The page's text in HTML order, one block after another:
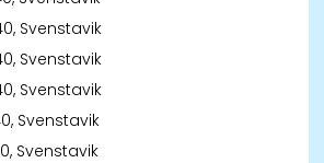
Svenstavik
Svenstavik
Svenstavik
Svenstavik
Svenstavik